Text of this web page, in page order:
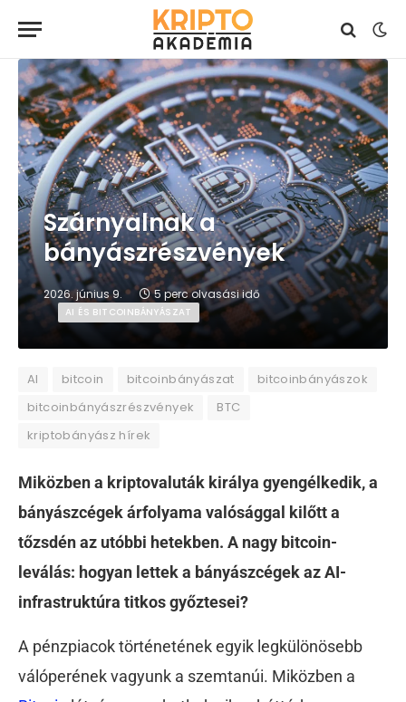
Szárnyalnak a
bányászrészvények
2026. június 9. 5 perc olvasási idő
AI ÉS BITCOINBÁNYÁSZAT
AI bitcoin bitcoinbányászat
bitcoinbányászok
bitcoinbányászrészvények
BTC
kriptobányász hírek
Miközben a kriptovaluták királya gyengélkedik, a
bányászcégek árfolyama valósággal kilőtt a
tőzsdén az utóbbi hetekben. A nagy bitcoin-
leválás: hogyan lettek a bányászcégek az AI-
infrastruktúra titkos győztesei?
A pénzpiacok történetének egyik legkülönösebb
válóperének vagyunk a szemtanúi. Miközben a